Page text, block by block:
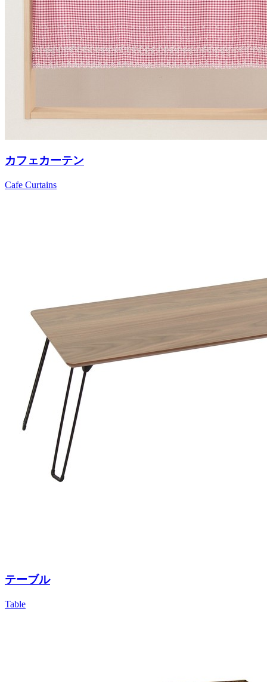
カフェカーテン
Cafe Curtains
テーブル
Table